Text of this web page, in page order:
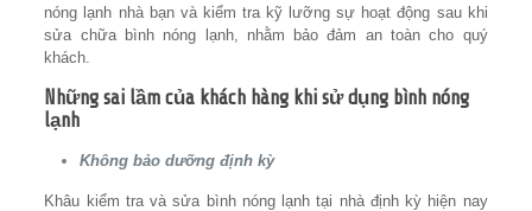
nóng lạnh nhà bạn và kiểm tra kỹ lưỡng sự hoạt động sau khi
sửa chữa bình nóng lạnh, nhằm bảo đảm an toàn cho quý
khách.
Những sai lầm của khách hàng khi sử dụng bình nóng
lạnh
Không bảo dưỡng định kỳ
Khâu kiểm tra và sửa bình nóng lạnh tại nhà định kỳ hiện nay